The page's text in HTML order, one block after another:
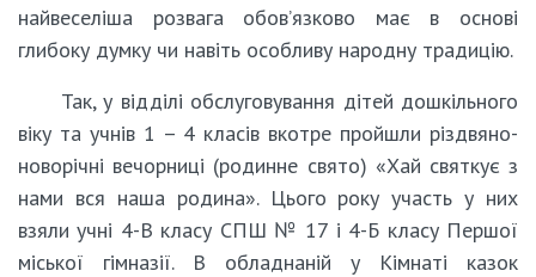
найвеселіша розвага обов’язково має в основі
глибоку думку чи навіть особливу народну традицію.
Так, у відділі обслуговування дітей дошкільного
віку та учнів 1 – 4 класів вкотре пройшли різдвяно-
новорічні вечорниці (родинне свято) «Хай святкує з
нами вся наша родина». Цього року участь у них
взяли учні 4-В класу СПШ № 17 і 4-Б класу Першої
міської гімназії. В обладнаній у Кімнаті казок